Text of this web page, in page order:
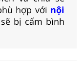
hợp với nội
bị cấm bình